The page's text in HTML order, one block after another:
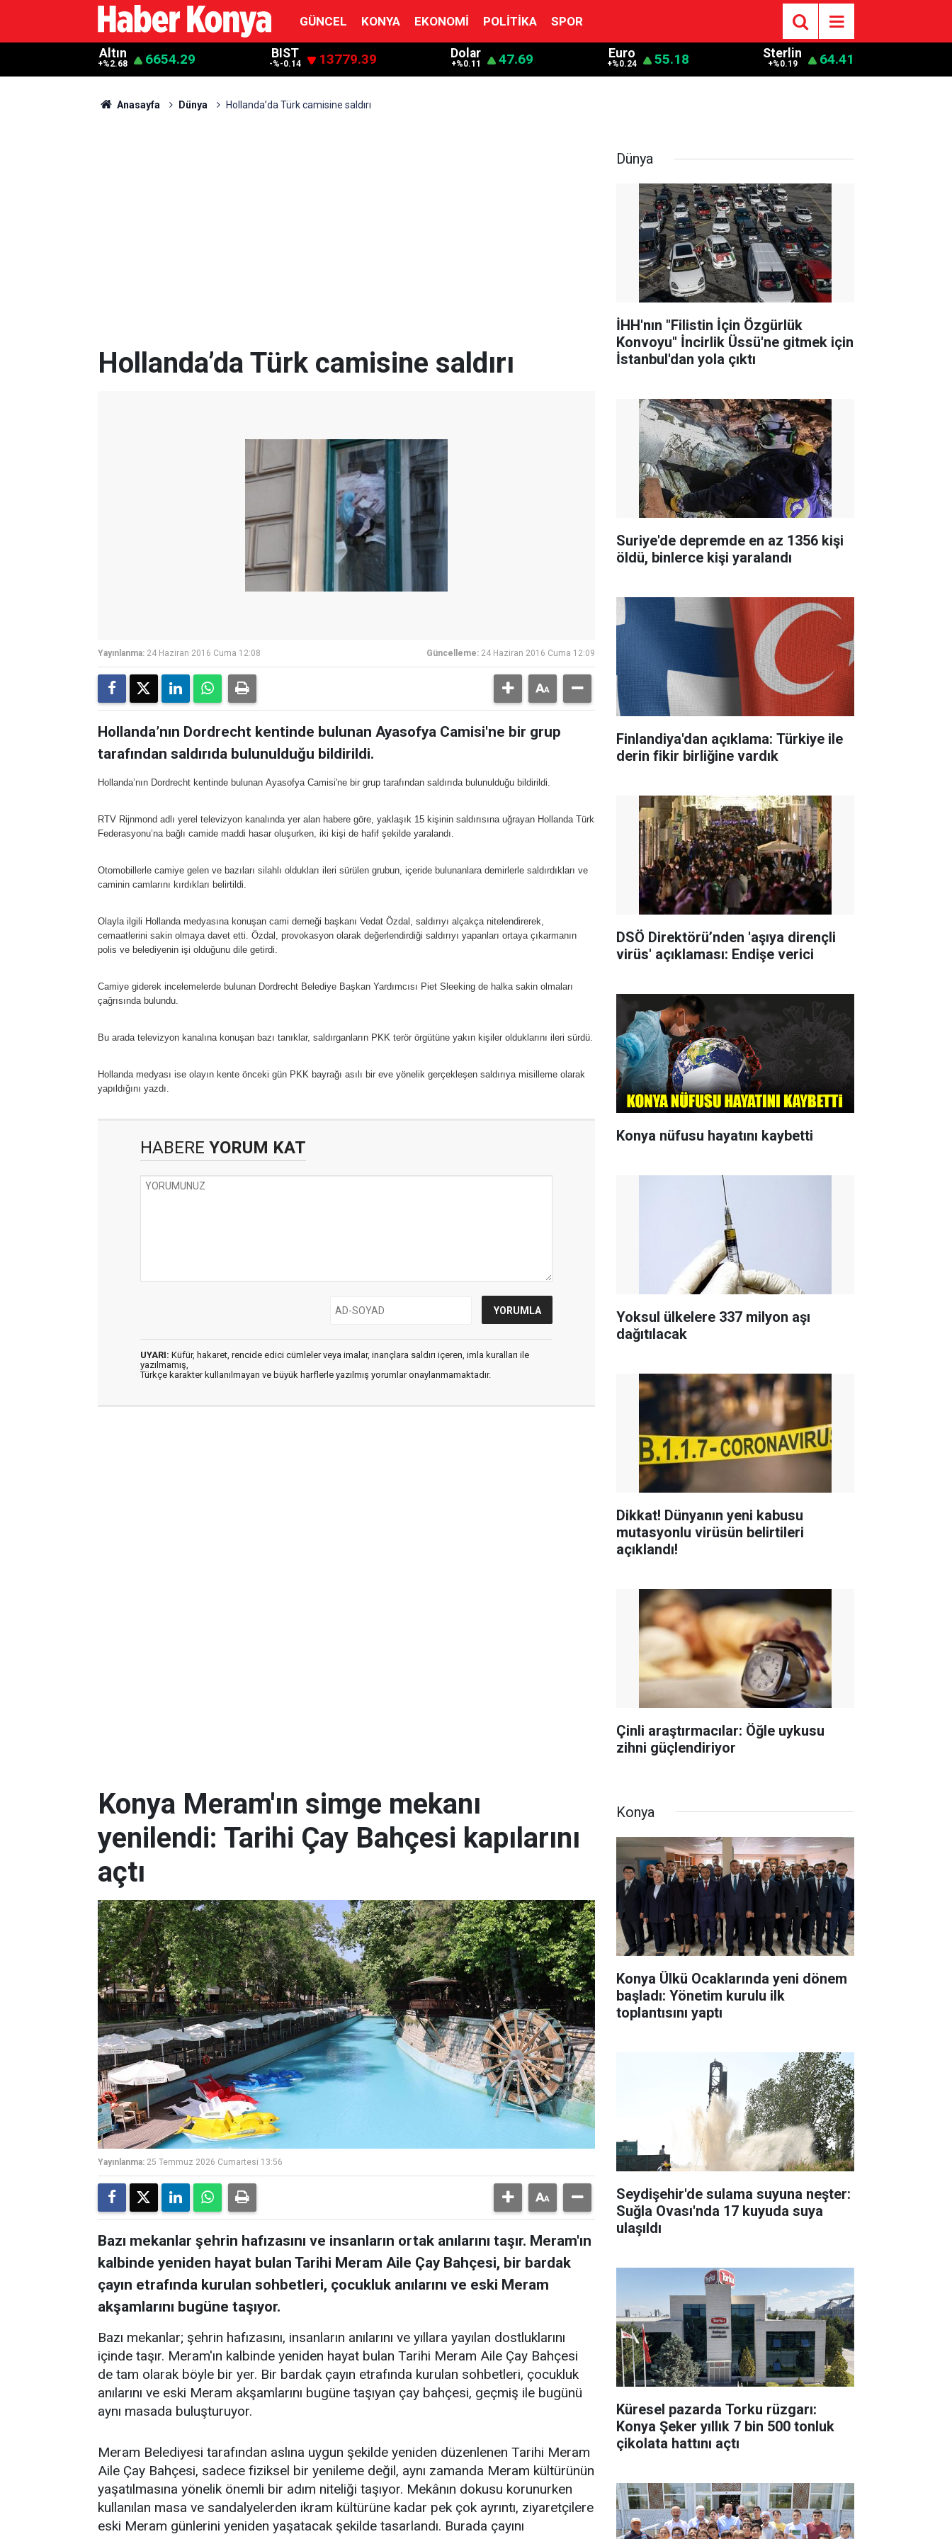
GÜNCEL KONYA EKONOMI POLITIKA SPOR
Altın
+%2.68 6654.29 BIST
-%-0.14 13779.39 Dolar
+%0.11 47.69 Euro
+%0.24 55.18 Sterlin
+%0.19 64.41
Anasayfa Dünya Hollanda’da Türk camisine saldırı
Hollanda’da Türk camisine saldırı
Yayınlanma: 24 Haziran 2016 Cuma 12:08 Güncelleme: 24 Haziran 2016 Cuma 12:09
Hollanda’nın Dordrecht kentinde bulunan Ayasofya Camisi'ne bir grup
tarafından saldırıda bulunulduğu bildirildi.
Hollanda’nın Dordrecht kentinde bulunan Ayasofya Camisi'ne bir grup tarafından saldırıda bulunulduğu bildirildi.
RTV Rijnmond adlı yerel televizyon kanalında yer alan habere göre, yaklaşık 15 kişinin saldırısına uğrayan Hollanda Türk
Federasyonu’na bağlı camide maddi hasar oluşurken, iki kişi de hafif şekilde yaralandı.
Otomobillerle camiye gelen ve bazıları silahlı oldukları ileri sürülen grubun, içeride bulunanlara demirlerle saldırdıkları ve
caminin camlarını kırdıkları belirtildi.
Olayla ilgili Hollanda medyasına konuşan cami derneği başkanı Vedat Özdal, saldırıyı alçakça nitelendirerek,
cemaatlerini sakin olmaya davet etti. Özdal, provokasyon olarak değerlendirdiği saldırıyı yapanları ortaya çıkarmanın
polis ve belediyenin işi olduğunu dile getirdi.
Camiye giderek incelemelerde bulunan Dordrecht Belediye Başkan Yardımcısı Piet Sleeking de halka sakin olmaları
çağrısında bulundu.
Bu arada televizyon kanalına konuşan bazı tanıklar, saldırganların PKK terör örgütüne yakın kişiler olduklarını ileri sürdü.
Hollanda medyası ise olayın kente önceki gün PKK bayrağı asılı bir eve yönelik gerçekleşen saldırıya misilleme olarak
yapıldığını yazdı.
HABERE YORUM KAT
UYARI: Küfür, hakaret, rencide edici cümleler veya imalar, inançlara saldırı içeren, imla kuralları ile
yazılmamış,
Türkçe karakter kullanılmayan ve büyük harflerle yazılmış yorumlar onaylanmamaktadır.
Dünya
İHH'nın "Filistin İçin Özgürlük
Konvoyu" İncirlik Üssü'ne gitmek için
İstanbul'dan yola çıktı
Suriye'de depremde en az 1356 kişi
öldü, binlerce kişi yaralandı
Finlandiya'dan açıklama: Türkiye ile
derin fikir birliğine vardık
DSÖ Direktörü’nden 'aşıya dirençli
virüs' açıklaması: Endişe verici
Konya nüfusu hayatını kaybetti
Yoksul ülkelere 337 milyon aşı
dağıtılacak
Dikkat! Dünyanın yeni kabusu
mutasyonlu virüsün belirtileri
açıklandı!
Çinli araştırmacılar: Öğle uykusu
zihni güçlendiriyor
Konya Meram'ın simge mekanı
yenilendi: Tarihi Çay Bahçesi kapılarını
açtı
Yayınlanma: 25 Temmuz 2026 Cumartesi 13:56
Bazı mekanlar şehrin hafızasını ve insanların ortak anılarını taşır. Meram'ın
kalbinde yeniden hayat bulan Tarihi Meram Aile Çay Bahçesi, bir bardak
çayın etrafında kurulan sohbetleri, çocukluk anılarını ve eski Meram
akşamlarını bugüne taşıyor.
Bazı mekanlar; şehrin hafızasını, insanların anılarını ve yıllara yayılan dostluklarını
içinde taşır. Meram'ın kalbinde yeniden hayat bulan Tarihi Meram Aile Çay Bahçesi
de tam olarak böyle bir yer. Bir bardak çayın etrafında kurulan sohbetleri, çocukluk
anılarını ve eski Meram akşamlarını bugüne taşıyan çay bahçesi, geçmiş ile bugünü
aynı masada buluşturuyor.
Meram Belediyesi tarafından aslına uygun şekilde yeniden düzenlenen Tarihi Meram
Aile Çay Bahçesi, sadece fiziksel bir yenileme değil, aynı zamanda Meram kültürünün
yaşatılmasına yönelik önemli bir adım niteliği taşıyor. Mekânın dokusu korunurken
kullanılan masa ve sandalyelerden ikram kültürüne kadar pek çok ayrıntı, ziyaretçilere
eski Meram günlerini yeniden yaşatacak şekilde tasarlandı. Burada çayını
Konya
Konya Ülkü Ocaklarında yeni dönem
başladı: Yönetim kurulu ilk
toplantısını yaptı
Seydişehir'de sulama suyuna neşter:
Suğla Ovası'nda 17 kuyuda suya
ulaşıldı
Küresel pazarda Torku rüzgarı:
Konya Şeker yıllık 7 bin 500 tonluk
çikolata hattını açtı